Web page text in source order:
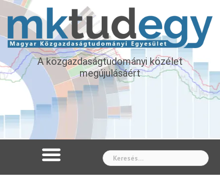
A közgazdaságtudományi közélet
megújulásáért